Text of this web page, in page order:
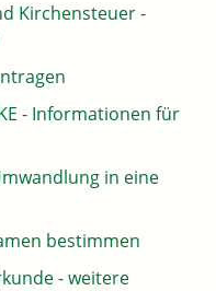
Kirchensteuer -
- Informationen für
in eine
bestimmen
- weitere